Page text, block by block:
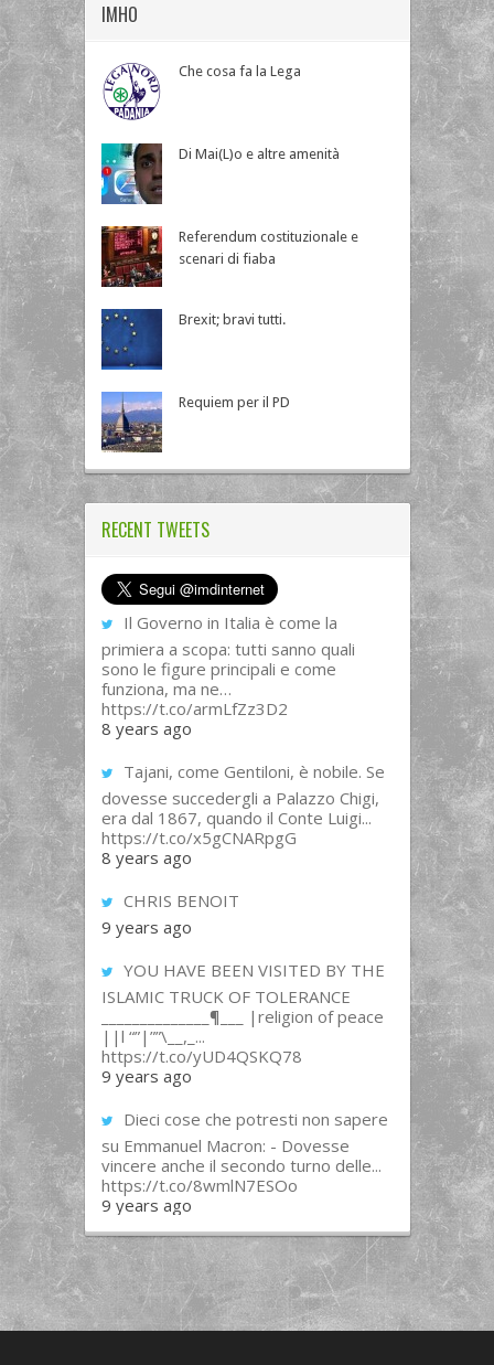
IMHO
Che cosa fa la Lega
Di Mai(L)o e altre amenità
Referendum costituzionale e
scenari di fiaba
Brexit; bravi tutti.
Requiem per il PD
RECENT TWEETS
Il Governo in Italia è come la
primiera a scopa: tutti sanno quali
sono le figure principali e come
funziona, ma ne…
https://t.co/armLfZz3D2
8 years ago
Tajani, come Gentiloni, è nobile. Se
dovesse succedergli a Palazzo Chigi,
era dal 1867, quando il Conte Luigi...
https://t.co/x5gCNARpgG
8 years ago
CHRIS BENOIT
9 years ago
YOU HAVE BEEN VISITED BY THE
ISLAMIC TRUCK OF TOLERANCE
______________¶___ |religion of peace
||l “”|””\__,_...
https://t.co/yUD4QSKQ78
9 years ago
Dieci cose che potresti non sapere
su Emmanuel Macron: - Dovesse
vincere anche il secondo turno delle...
https://t.co/8wmlN7ESOo
9 years ago